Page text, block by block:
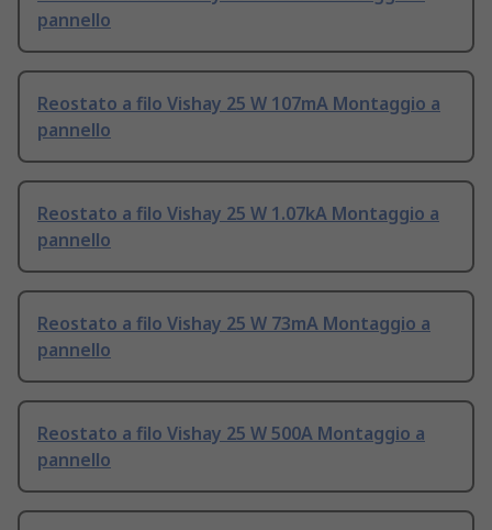
pannello
Reostato a filo Vishay 25 W 107mA Montaggio a
pannello
Reostato a filo Vishay 25 W 1.07kA Montaggio a
pannello
Reostato a filo Vishay 25 W 73mA Montaggio a
pannello
Reostato a filo Vishay 25 W 500A Montaggio a
pannello